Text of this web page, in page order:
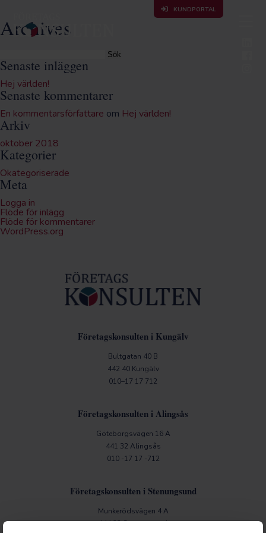
KUNDPORTAL
Archives
efter:
Senaste inläggen
Hej världen!
Senaste kommentarer
En kommentarsförfattare om Hej världen!
Arkiv
oktober 2018
Kategorier
Okategoriserade
Meta
Logga in
Flöde för inlägg
Flöde för kommentarer
WordPress.org
Företagskonsulten i Kungälv
Bultgatan 40 B
442 40 Kungälv
010–17 17 712
Företagskonsulten i Alingsås
Göteborgsvägen 16 A
441 32 Alingsås
010 -17 17 -712
Företagskonsulten i Stenungsund
Munkerödsvägen 4 A
444 32 Stenungsund